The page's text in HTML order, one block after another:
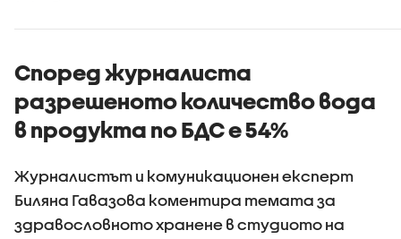
продължават
Според журналиста
разрешеното количество вода
в продукта по БДС е 54%
Журналистът и комуникационен експерт
Биляна Гавазова коментира темата за
здравословното хранене в студиото на